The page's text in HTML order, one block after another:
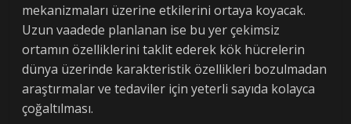
mekanizmaları üzerine etkilerini ortaya koyacak.
Uzun vaadede planlanan ise bu yer çekimsiz
ortamın özelliklerini taklit ederek kök hücrelerin
dünya üzerinde karakteristik özellikleri bozulmadan
araştırmalar ve tedaviler için yeterli sayıda kolayca
çoğaltılması.